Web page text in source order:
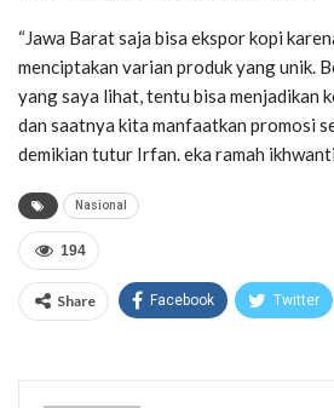
“Jawa Barat saja bisa ekspor kopi
menciptakan varian produk yang unik.
yang saya lihat, tentu bisa menjadikan
dan saatnya kita manfaatkan promosi
demikian tutur Irfan. eka ramah
Nasional
194
Share Facebook Twitter